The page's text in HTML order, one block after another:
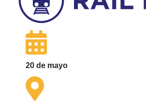
20 de mayo